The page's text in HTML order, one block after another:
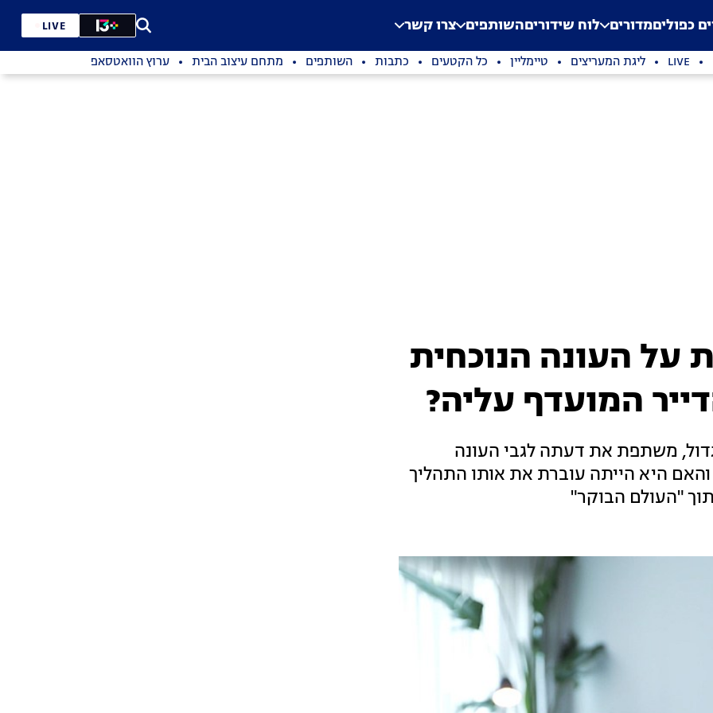
Application error: a
. כפוליםמדורים לוח שידוריםהשותפים צרו קשר LIVE
LIVE ליגת המעריצים טיימליין כל הקטעים כתבות השותפים מתחם עיצוב הבית ערוץ הוואטסאפ
על העונה הנוכחית
המועדף עליה?
משתפת את דעתה לגבי העונה
והאם היא הייתה עוברת את אותו התהליך
"העולם הבוקר"